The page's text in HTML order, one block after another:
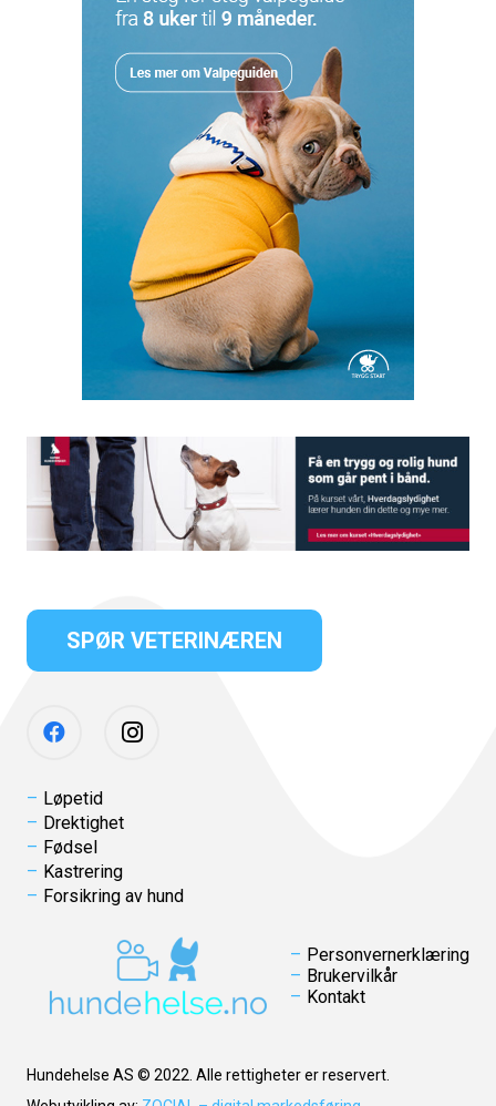
SPØR VETERINÆREN
Løpetid
Drektighet
Fødsel
Kastrering
Forsikring av hund
Personvernerklæring
Brukervilkår
Kontakt
Hundehelse AS © 2022. Alle rettigheter er reservert.